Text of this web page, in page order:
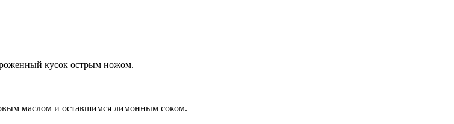
кусок острым ножом.
маслом и оставшимся лимонным соком.